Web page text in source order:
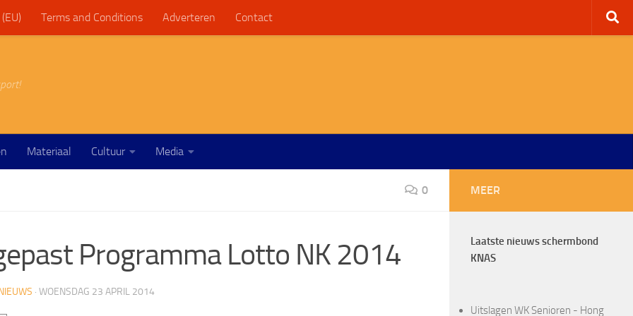
Terms and Conditions Adverteren Contact
Materiaal Cultuur Media
0
Programma Lotto NK 2014
· WOENSDAG 23 APRIL 2014
MEER
Laatste nieuws schermbond
KNAS
Uitslagen WK Senioren - Hong